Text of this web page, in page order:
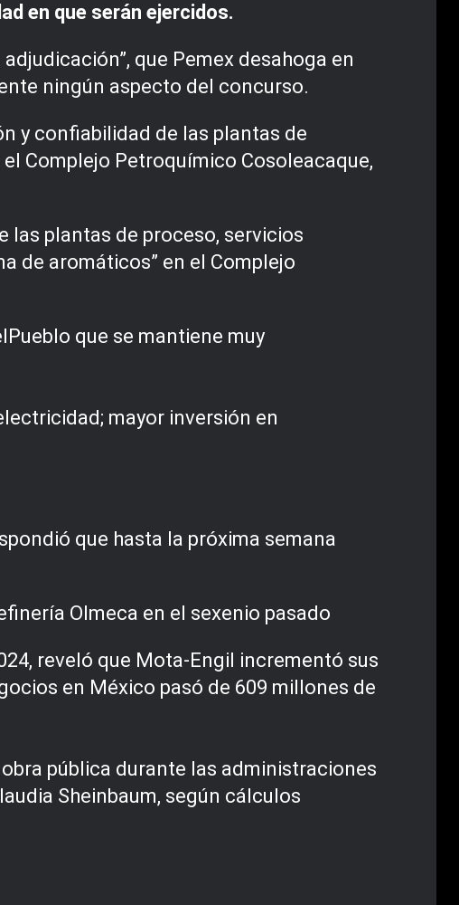
en que serán ejercidos.
que Pemex desahoga en
ningún aspecto del concurso.
y confiabilidad de las plantas de
Complejo Petroquímico Cosoleacaque,
las plantas de proceso, servicios
de aromáticos” en el Complejo
que se mantiene muy
mayor inversión en
que hasta la próxima semana
Olmeca en el sexenio pasado
reveló que Mota-Engil incrementó sus
en México pasó de 609 millones de
pública durante las administraciones
Sheinbaum, según cálculos